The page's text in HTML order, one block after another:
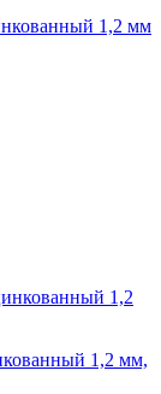
1,2 мм
1,2 мм,